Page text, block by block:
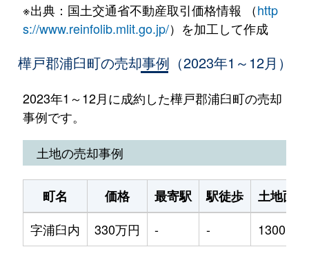
※出典：国土交通省不動産取引価格情報 （http
s://www.reinfolib.mlit.go.jp/）を加工して作成
樺戸郡浦臼町の売却事例（2023年1～12月）
2023年1～12月に成約した樺戸郡浦臼町の売却
事例です。
土地の売却事例
町名 価格 最寄駅 駅徒歩
土地面積
字浦臼内
330万円 - - 1300m²